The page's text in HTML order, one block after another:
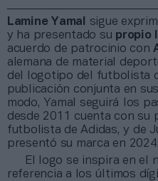
Lamine Yamal
sigue
y ha presentado su propio
acuerdo de patrocinio con
alemana de material
del logotipo del futbolista
publicación conjunta en
modo, Yamal seguirá los
desde 2011 cuenta con
futbolista de Adidas, y de
presentó su marca en 2024.
El logo se inspira en el
referencia a los últimos